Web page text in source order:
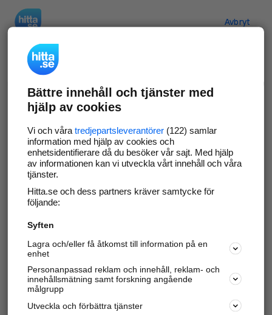
Avbryt
Verifiera ditt företag
Gör som 69 547företag
företagssida på hitta.se och syns bättre mot
kunder i ditt närområde. Helt kostnadsfritt.
Uppdatera din företagsinformation
Svara på och hantera dina omdömen
Har du redan verifierat ditt företag? Logga in
Bättre innehåll och tjänster med
hjälp av cookies
Vi och våra tredjepartsleverantörer(122) samlar
information med hjälp av cookies och
enhetsidentifierare då du besöker vår sajt. Med hjälp
av informationen kan vi utveckla vårt innehåll och våra
tjänster.
Hitta.se och dess partners kräver samtycke för
följande:
Syften
Lagra och/eller få åtkomst till information på en
enhet
Personanpassad reklam och innehåll, reklam- och
innehållsmätning samt forskning angående
målgrupp
Utveckla och förbättra tjänster